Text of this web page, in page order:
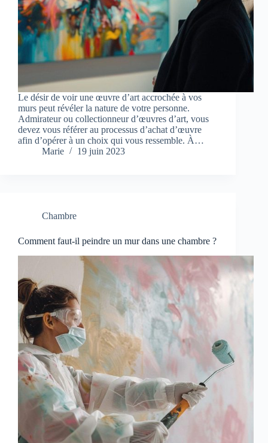
Le désir de voir une œuvre d’art accrochée à vos
murs peut révéler la nature de votre personne.
Admirateur ou collectionneur d’œuvres d’art, vous
devez vous référer au processus d’achat d’œuvre
afin d’opérer à un choix qui vous ressemble. À…
Marie
19 juin 2023
Chambre
Comment faut-il peindre un mur dans une chambre ?